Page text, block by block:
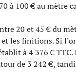
à 100 € au mètre
20 et 45 € du
les finitions. Si
à 4 376 €
de 3 242 €,